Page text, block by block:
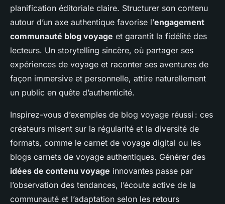
planification éditoriale claire. Structurer son contenu
autour d’un axe authentique favorise l’engagement
communauté blog voyage et garantit la fidélité des
lecteurs. Un storytelling sincère, où partager ses
expériences de voyage et raconter ses aventures de
façon immersive et personnelle, attire naturellement
un public en quête d’authenticité.
Inspirez-vous d’exemples de blog voyage réussi : ces
créateurs misent sur la régularité et la diversité de
formats, comme le carnet de voyage digital ou les
blogs carnets de voyage authentiques. Générer des
idées de contenu voyage innovantes passe par
l’observation des tendances, l’écoute active de la
communauté et l’adaptation selon les retours